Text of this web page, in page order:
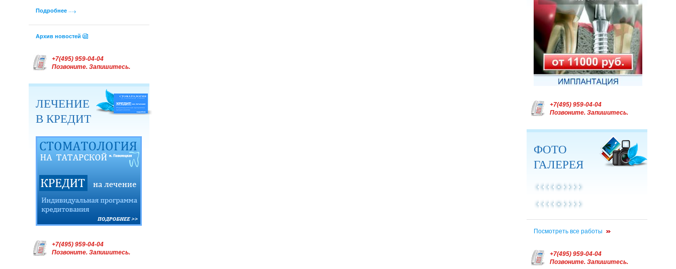
+7(495) 959-04-04
Позвоните. Запишитесь.
ФОТО
ГАЛЕРЕЯ
Посмотреть все работы
+7(495) 959-04-04
Позвоните. Запишитесь.
Подробнее
Архив новостей
+7(495) 959-04-04
Позвоните. Запишитесь.
ЛЕЧЕНИЕ
В КРЕДИТ
+7(495) 959-04-04
Позвоните. Запишитесь.